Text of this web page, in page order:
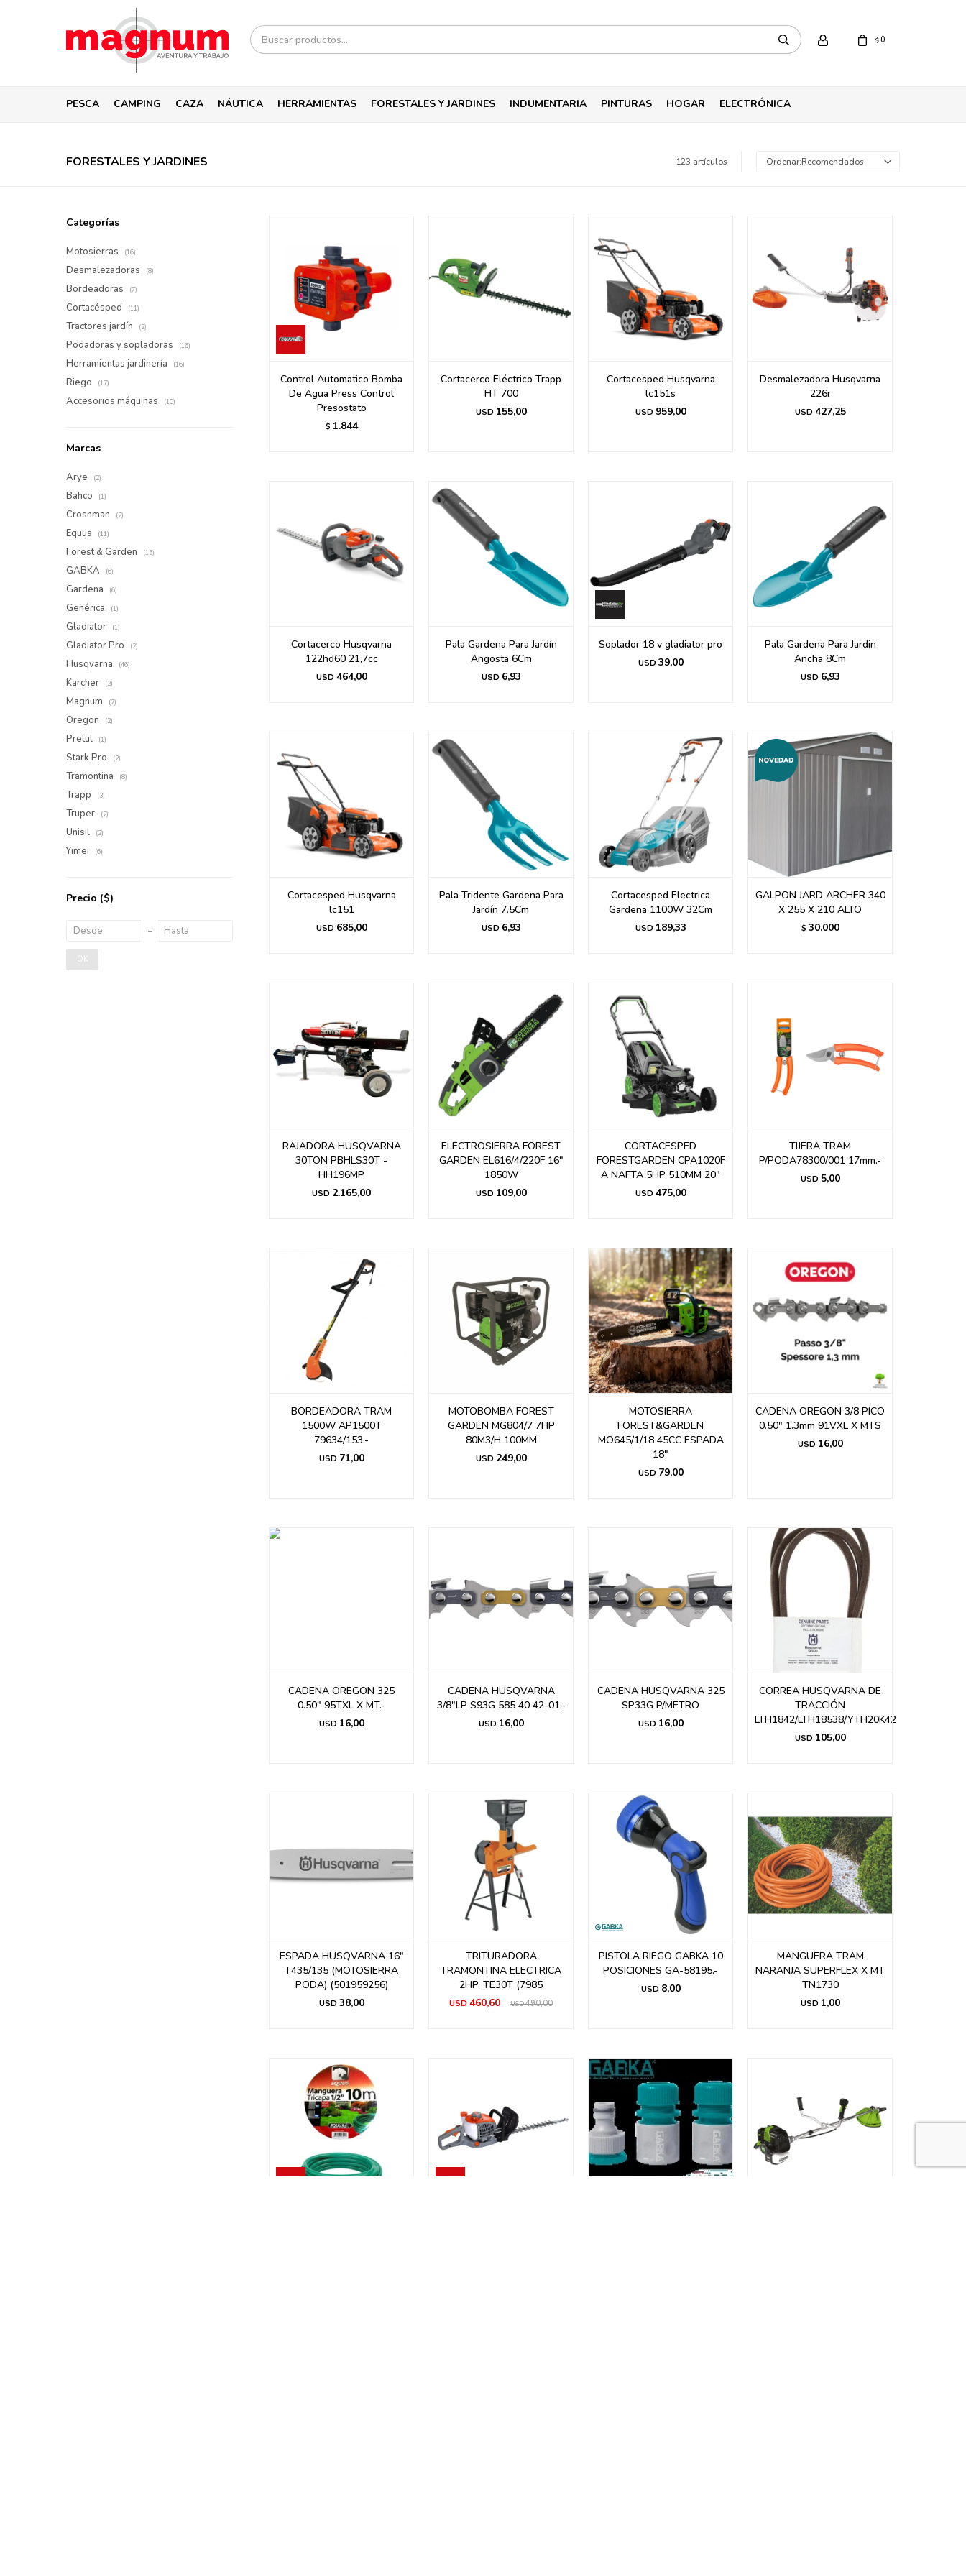
PESCA CAMPING CAZA NÁUTICA HERRAMIENTAS FORESTALES Y JARDINES INDUMENTARIA PINTURAS HOGAR ELECTRÓNICA
$ 0
FORESTALES Y JARDINES 123 artículos Recomendados
Control Automatico Bomba
De Agua Press Control
Presostato
$ 1.844
Cortacerco Eléctrico Trapp
HT 700
USD 155,00
Cortacesped Husqvarna
lc151s
USD 959,00
Desmalezadora Husqvarna
226r
USD 427,25
Cortacerco Husqvarna
122hd60 21,7cc
USD 464,00
Pala Gardena Para Jardín
Angosta 6Cm
USD 6,93
Soplador 18 v gladiator pro
USD 39,00
Pala Gardena Para Jardin
Ancha 8Cm
USD 6,93
Cortacesped Husqvarna
lc151
USD 685,00
Pala Tridente Gardena Para
Jardín 7.5Cm
USD 6,93
Cortacesped Electrica
Gardena 1100W 32Cm
USD 189,33
GALPON JARD ARCHER 340
X 255 X 210 ALTO
$ 30.000
RAJADORA HUSQVARNA
30TON PBHLS30T -
HH196MP
USD 2.165,00
ELECTROSIERRA FOREST
GARDEN EL616/4/220F 16"
1850W
USD 109,00
CORTACESPED
FORESTGARDEN CPA1020F
A NAFTA 5HP 510MM 20"
USD 475,00
TIJERA TRAM
P/PODA78300/001 17mm.-
USD 5,00
BORDEADORA TRAM
1500W AP1500T
79634/153.-
USD 71,00
MOTOBOMBA FOREST
GARDEN MG804/7 7HP
80M3/H 100MM
USD 249,00
MOTOSIERRA
FOREST&GARDEN
MO645/1/18 45CC ESPADA
18"
USD 79,00
CADENA OREGON 3/8 PICO
0.50" 1.3mm 91VXL X MTS
USD 16,00
CADENA OREGON 325
0.50" 95TXL X MT.-
USD 16,00
CADENA HUSQVARNA
3/8"LP S93G 585 40 42-01.-
USD 16,00
CADENA HUSQVARNA 325
SP33G P/METRO
USD 16,00
CORREA HUSQVARNA DE
TRACCIÓN
LTH1842/LTH18538/YTH20K42
USD 105,00
ESPADA HUSQVARNA 16"
T435/135 (MOTOSIERRA
PODA) (501959256)
USD 38,00
TRITURADORA
TRAMONTINA ELECTRICA
2HP. TE30T (7985
USD 460,60 USD490,00
PISTOLA RIEGO GABKA 10
POSICIONES GA-58195.-
USD 8,00
MANGUERA TRAM
NARANJA SUPERFLEX X MT
TN1730
USD 1,00
Categorías
Motosierras (16)
Desmalezadoras (8)
Bordeadoras (7)
Cortacésped (11)
Tractores jardín (2)
Podadoras y sopladoras (16)
Herramientas jardinería (16)
Riego (17)
Accesorios máquinas (10)
Marcas
Arye (2)
Bahco (1)
Crosnman (2)
Equus (11)
Forest & Garden (15)
GABKA (6)
Gardena (6)
Genérica (1)
Gladiator (1)
Gladiator Pro (2)
Husqvarna (46)
Karcher (2)
Magnum (2)
Oregon (2)
Pretul (1)
Stark Pro (2)
Tramontina (8)
Trapp (3)
Truper (2)
Unisil (2)
Yimei (6)
Precio ($)
OK